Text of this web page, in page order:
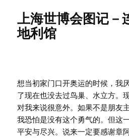
上海世博会图记－
地利馆
想当初家门口开奥运的时候，我
了现在也没去过鸟巢、水立方。
对我来说很意外。如果不是朋友
我恐怕是没有这个勇气的。但这
平安与尽兴。说来一定要感谢章